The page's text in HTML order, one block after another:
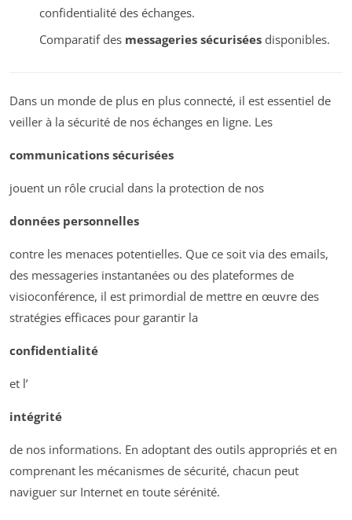
confidentialité des échanges.
Comparatif des messageries sécuriséesdisponibles.
Dans un monde de plus en plus connecté, il est essentiel de
veiller à la sécurité de nos échanges en ligne. Les
communications sécurisées
jouent un rôle crucial dans la protection de nos
données personnelles
contre les menaces potentielles. Que ce soit via des emails,
des messageries instantanées ou des plateformes de
visioconférence, il est primordial de mettre en œuvre des
stratégies efficaces pour garantir la
confidentialité
et l’
intégrité
de nos informations. En adoptant des outils appropriés et en
comprenant les mécanismes de sécurité, chacun peut
naviguer sur Internet en toute sérénité.